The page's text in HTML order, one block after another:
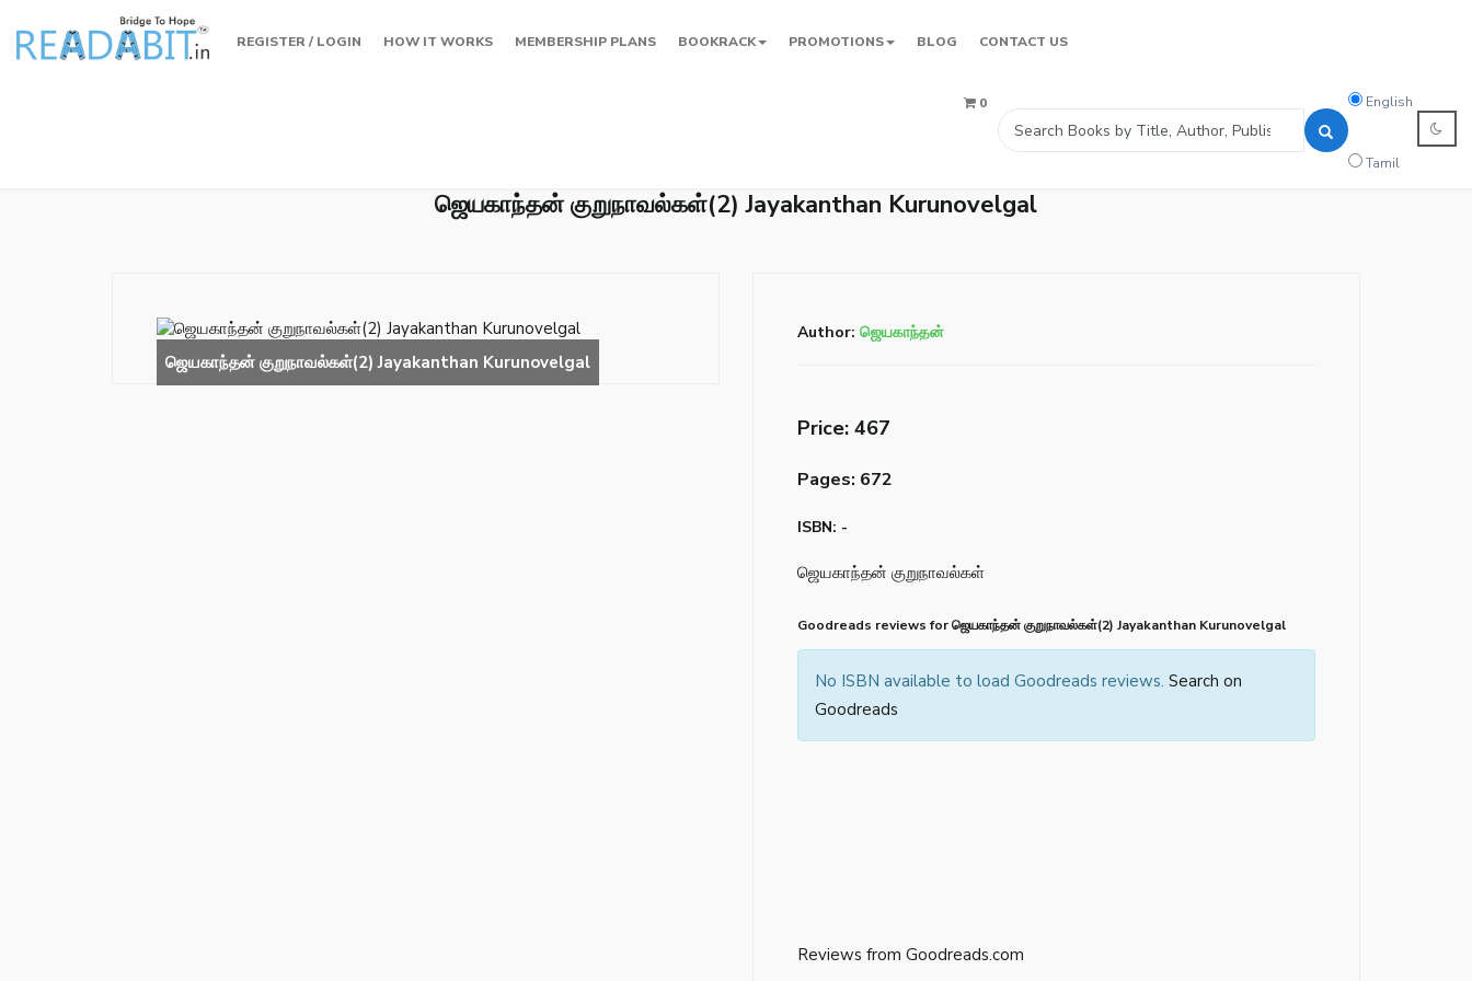
REGISTER / LOGIN HOW IT WORKS MEMBERSHIP PLANS BOOKRACK PROMOTIONS BLOG CONTACT US
Search
language
English
Tamil
0
ஜெயகாந்தன் குறுநாவல்கள்(2) Jayakanthan Kurunovelgal
Author: ஜெயகாந்தன்
Price: ₹467
Pages: 672
ISBN: -
ஜெயகாந்தன் குறுநாவல்கள்
Goodreads reviews for ஜெயகாந்தன் குறுநாவல்கள்(2) Jayakanthan Kurunovelgal
No ISBN available to load Goodreads reviews. Search on
Goodreads
Reviews from Goodreads.com